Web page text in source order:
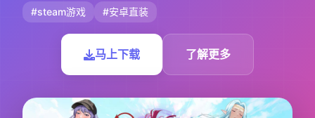
#steam游戏 #安卓直装
马上下载 了解更多